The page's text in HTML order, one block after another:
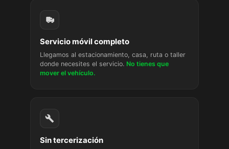
Servicio móvil completo
Llegamos al estacionamiento, casa, ruta o taller
donde necesites el servicio. No tienes que
mover el vehículo.
Sin tercerización